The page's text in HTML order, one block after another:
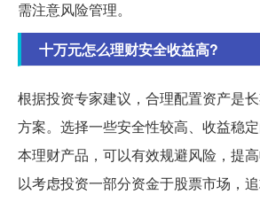
需注意风险管理。
十万元怎么理财安全收益高?
根据投资专家建议，合理配置资产是
方案。选择一些安全性较高、收益稳
本理财产品，可以有效规避风险，提
以考虑投资一部分资金于股票市场，追